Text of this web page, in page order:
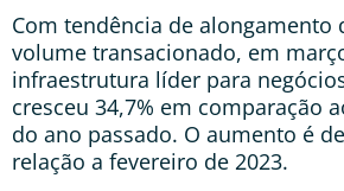
Com tendência de alongamento
volume transacionado, em
infraestrutura líder para
cresceu 34,7% em comparação
do ano passado. O aumento é
relação a fevereiro de 2023.